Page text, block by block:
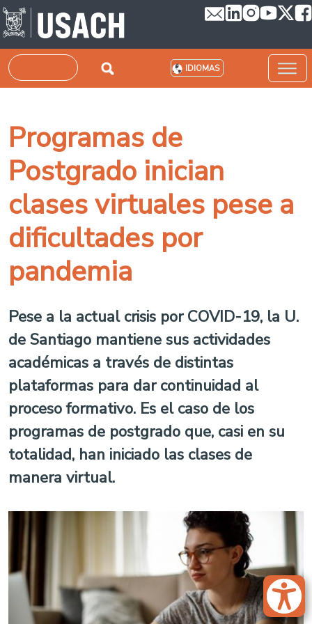
Pasar al contenido principal
Buscar IDIOMAS
Programas de
Postgrado inician
clases virtuales pese a
dificultades por
pandemia
Pese a la actual crisis por COVID-19, la U.
de Santiago mantiene sus actividades
académicas a través de distintas
plataformas para dar continuidad al
proceso formativo. Es el caso de los
programas de postgrado que, casi en su
totalidad, han iniciado las clases de
manera virtual.